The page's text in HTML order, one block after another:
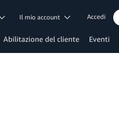
Il mio account Accedi
Abilitazione del cliente Eventi